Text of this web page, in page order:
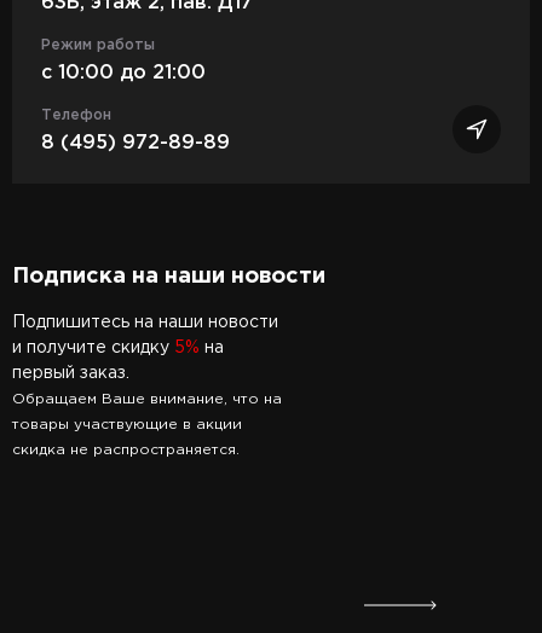
Режим работы
c 10:00 до 21:00
Телефон
8 (495) 972-89-89
Подписка на наши новости
Подпишитесь на наши новости
и получите скидку 5% на
первый заказ.
Обращаем Ваше внимание, что на
товары участвующие в акции
скидка не распространяется.